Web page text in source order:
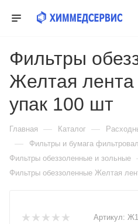
Фильтры
Желтая
упак 100 шт
Главная — Каталог —
— Фильтры и бумага
Фильтры обеззоленные и зольные
Фильтры обеззоленные Желтая
Артикул: